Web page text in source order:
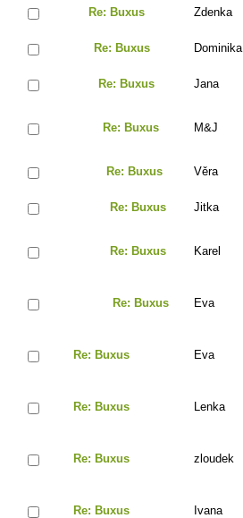
Re: Buxus Zdenka
Re: Buxus Dominika
Re: Buxus Jana
Re: Buxus M&J
Re: Buxus Věra
Re: Buxus Jitka
Re: Buxus Karel
Re: Buxus Eva
Re: Buxus Eva
Re: Buxus Lenka
Re: Buxus zloudek
Re: Buxus Ivana